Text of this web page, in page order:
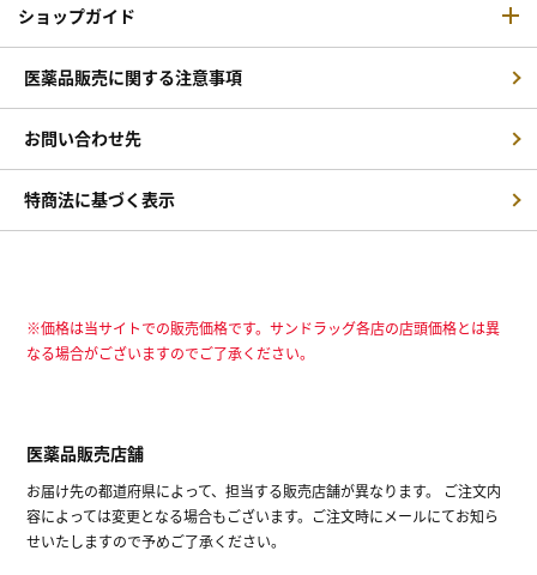
ショップガイド
医薬品販売に関する注意事項
お問い合わせ先
特商法に基づく表示
※価格は当サイトでの販売価格です。サンドラッグ各店の店頭価格とは異
なる場合がございますのでご了承ください。
医薬品販売店舗
お届け先の都道府県によって、担当する販売店舗が異なります。 ご注文内
容によっては変更となる場合もございます。ご注文時にメールにてお知ら
せいたしますので予めご了承ください。